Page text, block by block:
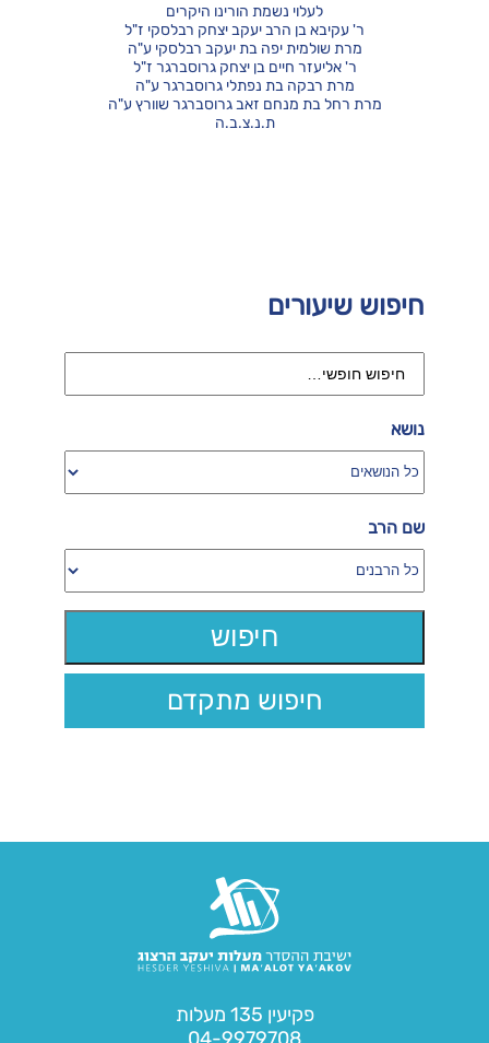
חיפוש שיעורים
נושא
שם הרב
חיפוש מתקדם
לעלוי נשמת הורינו היקרים
ר' עקיבא בן הרב יעקב יצחק רבלסקי ז"ל
מרת שולמית יפה בת יעקב רבלסקי ע"ה
ר' אליעזר חיים בן יצחק גרוסברגר ז"ל
מרת רבקה בת נפתלי גרוסברגר ע"ה
מרת רחל בת מנחם זאב גרוסברגר שוורץ ע"ה
ת.נ.צ.ב.ה
פקיעין 135 מעלות